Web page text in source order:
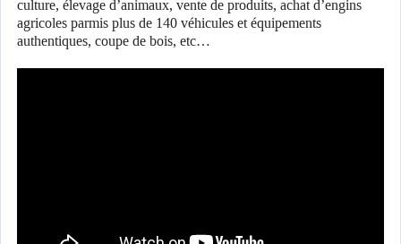
culture, élevage d’animaux, vente de produits, achat d’engins
agricoles parmis plus de 140 véhicules et équipements
authentiques, coupe de bois, etc…